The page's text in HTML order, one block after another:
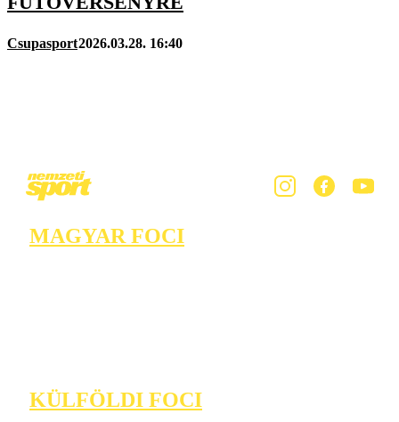
Csupasport2026.03.28. 16:40
MAGYAR FOCI
KÜLFÖLDI FOCI